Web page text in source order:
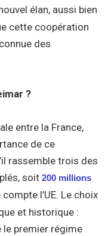
élan, aussi bien
cette coopération
des
?
entre la France,
de ce
rassemble trois des
soit 200 millions
compte l’UE. Le choix
et historique :
le premier régime